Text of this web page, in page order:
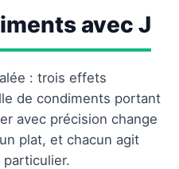
avec J
: trois effets
de condiments portant
avec précision change
plat, et chacun agit